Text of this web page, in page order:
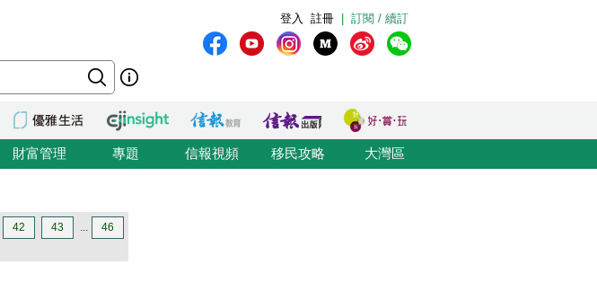
訂閱 / 續訂
註冊
登入
財富管理 專題 信報視頻 移民攻略 大灣區
42 43 ... 46